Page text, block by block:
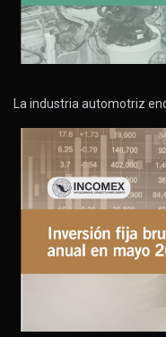
La industria automotriz